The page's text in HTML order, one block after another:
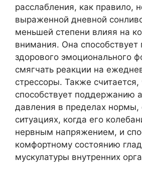
расслабления, как правило,
выраженной дневной
меньшей степени влияя на
внимания. Она
здорового эмоционального
смягчать реакции на
стрессоры. Также считается,
способствует поддержанию
давления в пределах нормы,
ситуациях, когда его
нервным напряжением, и
комфортному состоянию
мускулатуры внутренних